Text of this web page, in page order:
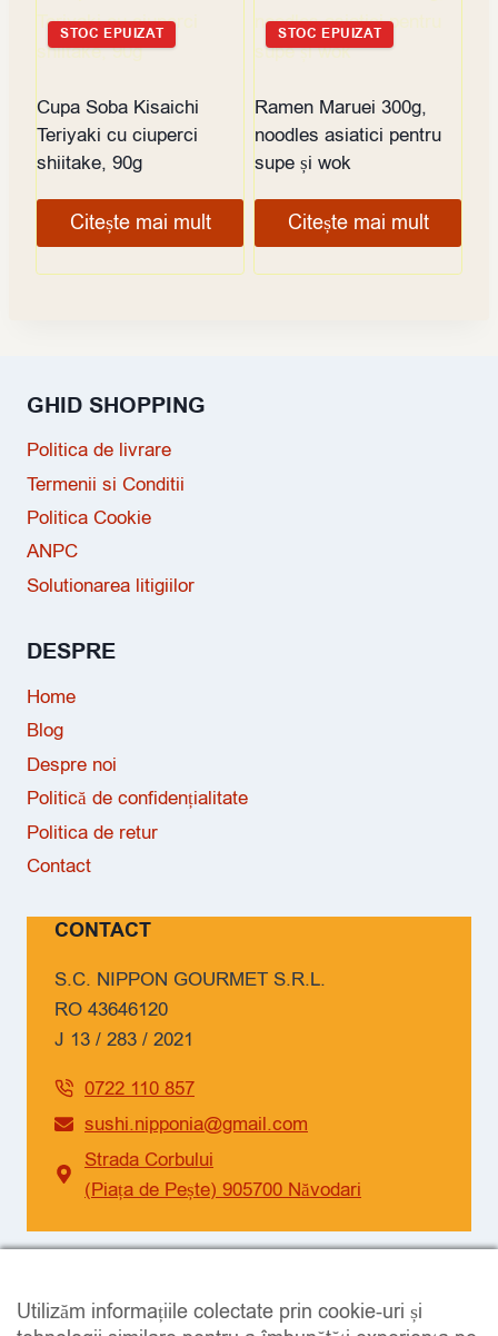
STOC EPUIZAT
Cupa Soba Kisaichi
Teriyaki cu ciuperci
shiitake, 90g
Citește mai mult
STOC EPUIZAT
Ramen Maruei 300g,
noodles asiatici pentru
supe și wok
Citește mai mult
GHID SHOPPING
Politica de livrare
Termenii si Conditii
Politica Cookie
ANPC
Solutionarea litigiilor
DESPRE
Home
Blog
Despre noi
Politică de confidențialitate
Politica de retur
Contact
CONTACT
S.C. NIPPON GOURMET S.R.L.
RO 43646120
J 13 / 283 / 2021
0722 110 857
sushi.nipponia@gmail.com
Strada Corbului
(Piața de Pește) 905700 Năvodari
Facebook
Instagram
Utilizăm informațiile colectate prin cookie-uri și